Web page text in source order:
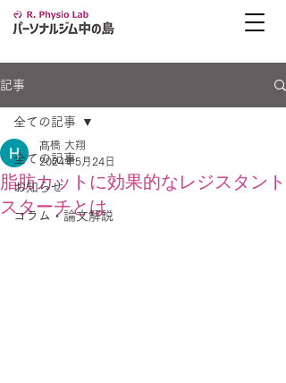
記事
全ての記事
お知らせ
コラム・論文解説
全ての記事
脂肪カットに効果的なレジスタント
スターチとは
髙橋 大翔
2024年5月24日